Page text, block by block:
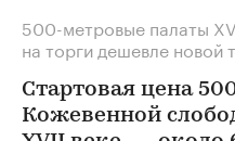
500-метровые палаты
на торги дешевле новой
Стартовая цена
Кожевенной